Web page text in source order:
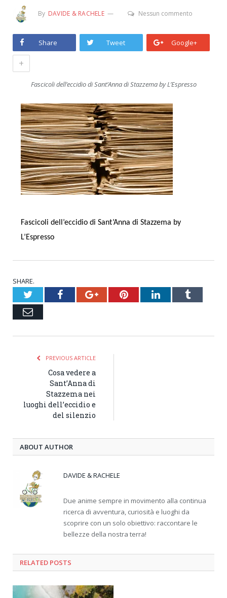
By DAVIDE & RACHELE Nessun commento
Share Tweet Google+
+
Fascicoli dell’eccidio di Sant’Anna di Stazzema by L’Espresso
Fascicoli dell’eccidio di Sant’Anna di Stazzema by
L’Espresso
SHARE.
TwitterFacebookGoogle+PinterestLinkedInTumblr
Email
PREVIOUS ARTICLE
Cosa vedere a
Sant’Anna di
Stazzema nei
luoghi dell’eccidio e
del silenzio
ABOUT AUTHOR
DAVIDE & RACHELE
Due anime sempre in movimento alla continua
ricerca di avventura, curiosità e luoghi da
scoprire con un solo obiettivo: raccontare le
bellezze della nostra terra!
RELATED POSTS